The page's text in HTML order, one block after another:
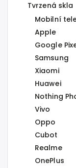
Tvrzená skla
Mobilní
Apple
Google
Samsung
Xiaomi
Huawei
Nothing
Vivo
Oppo
Cubot
Realme
OnePlus